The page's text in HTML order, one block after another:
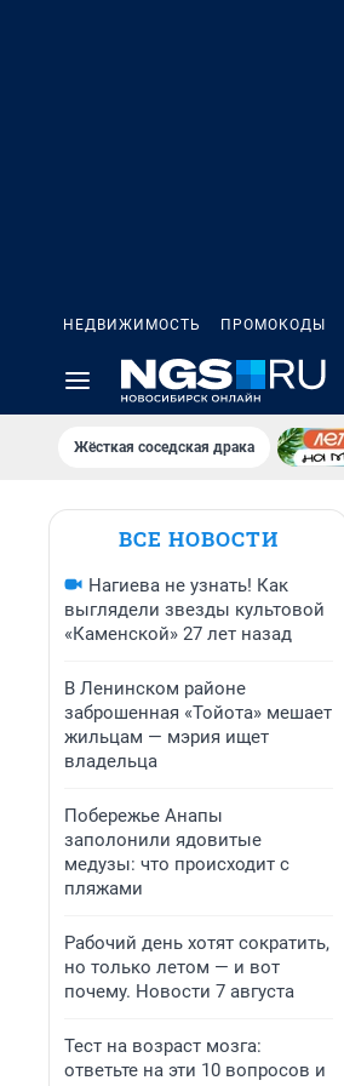
НЕДВИЖИМОСТЬ ПРОМОКОДЫ
Жёсткая соседская драка
ВСЕ НОВОСТИ
Нагиева не узнать! Как
выглядели звезды культовой
«Каменской» 27 лет назад
В Ленинском районе
заброшенная «Тойота» мешает
жильцам — мэрия ищет
владельца
Побережье Анапы
заполонили ядовитые
медузы: что происходит с
пляжами
Рабочий день хотят сократить,
но только летом — и вот
почему. Новости 7 августа
Тест на возраст мозга:
ответьте на эти 10 вопросов и